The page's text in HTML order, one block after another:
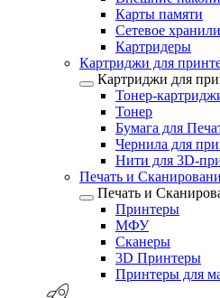
Карты памяти
Сетевое
Картридеры
Картриджи для
Картриджи для
Тонер-
Тонер
Бумага для
Чернила для
Нити для 3D-
Печать и
Печать и
Принтеры
МФУ
Сканеры
3D Принтеры
Принтеры для